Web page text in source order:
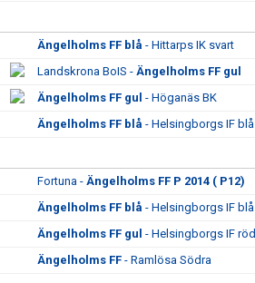
Ängelholms FF blå - Hittarps IK svart
Landskrona BoIS - Ängelholms FF gul
Ängelholms FF gul - Höganäs BK
Ängelholms FF blå - Helsingborgs IF blå
Fortuna - Ängelholms FF P 2014 ( P12)
Ängelholms FF blå - Helsingborgs IF blå
Ängelholms FF gul - Helsingborgs IF röd
Ängelholms FF - Ramlösa Södra